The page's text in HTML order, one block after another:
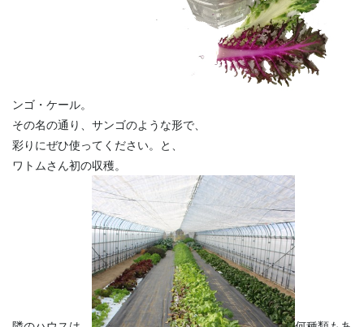
ンゴ・ケール。
その名の通り、サンゴのような形で、
彩りにぜひ使ってください。と、
ワトムさん初の収穫。